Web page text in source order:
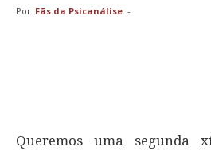
Por Fãs da Psicanálise -
Queremos uma segunda